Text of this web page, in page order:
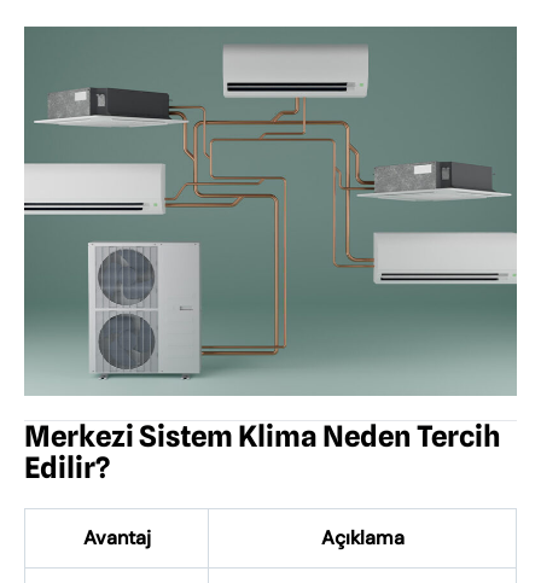
Merkezi Sistem Klima Neden Tercih
Edilir?
Avantaj Açıklama